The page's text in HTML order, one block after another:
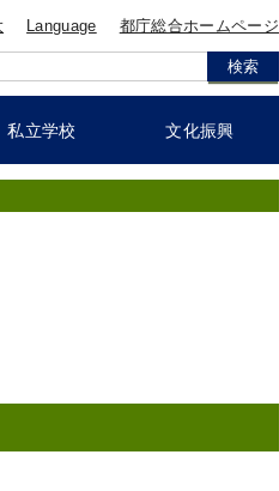
Language 都庁総合ホームページ
私立学校 文化振興